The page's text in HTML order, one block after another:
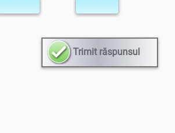
Trimit răspunsul